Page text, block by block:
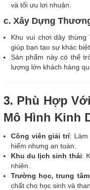
và tối ưu lợi nhuận.
c. Xây Dựng
Khu vui chơi dây thừng
giúp bạn tạo sự khác
Sản phẩm này có thể
lượng lớn khách hàng
3. Phù Hợp
Mô Hình Kinh
Công viên giải trí: Làm
hiểm nhưng an toàn.
Khu du lịch sinh thái:
nhiên.
Trường học, trung
chất cho học sinh và